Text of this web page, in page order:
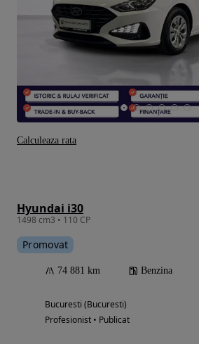
Hyundai i30
1498 cm3 • 110 CP
Promovat
74 881 km Benzina
Bucuresti (Bucuresti)
Profesionist • Publicat
Calculeaza rata